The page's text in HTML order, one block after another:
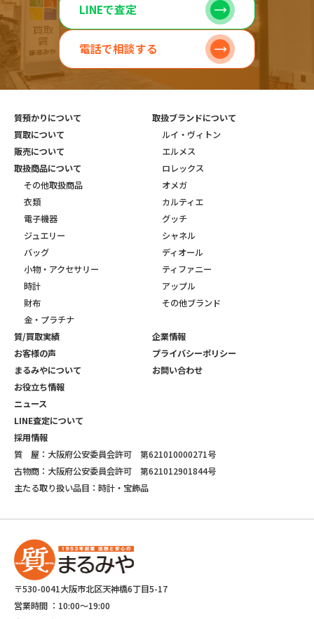
LINEで査定
電話で相談する
質預かりについて
買取について
販売について
取扱商品について
その他取扱商品
衣類
電子機器
ジュエリー
バッグ
小物・アクセサリー
時計
財布
金・プラチナ
取扱ブランドについて
ルイ・ヴィトン
エルメス
ロレックス
オメガ
カルティエ
グッチ
シャネル
ディオール
ティファニー
アップル
その他ブランド
質/買取実績
お客様の声
まるみやについて
お役立ち情報
ニュース
LINE査定について
採用情報
企業情報
プライバシーポリシー
お問い合わせ
質 屋：大阪府公安委員会許可 第621010000271号
古物商：大阪府公安委員会許可 第621012901844号
主たる取り扱い品目：時計・宝飾品
〒530-0041大阪市北区天神橋6丁目5-17
営業時間 ： 10:00～19:00